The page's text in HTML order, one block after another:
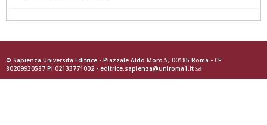
© Sapienza Università Editrice - Piazzale Aldo Moro 5, 00185 Roma - CF
80209930587 PI 02133771002 - editrice.sapienza@uniroma1.it(link
sends